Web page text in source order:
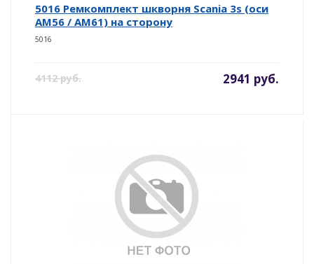
5016 Ремкомплект шкворня Scania 3s (оси
AM56 / AM61) на сторону
5016
4112 руб. 2941 руб.